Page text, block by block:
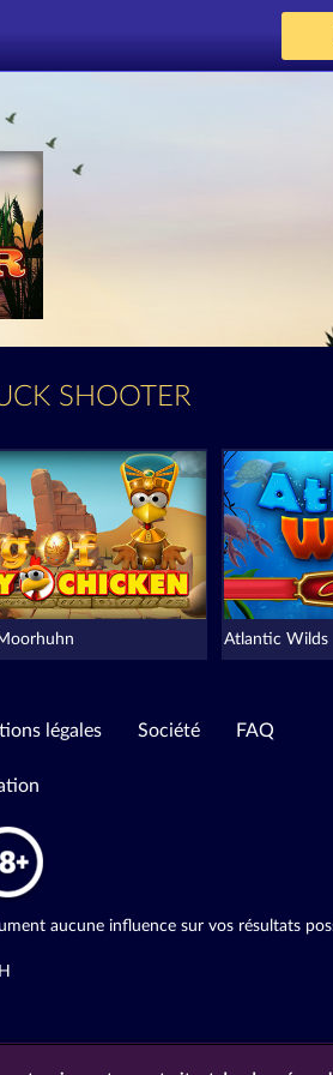
SHOOTER
Atlantic Wilds
légales Société FAQ
aucune influence sur vos résultats